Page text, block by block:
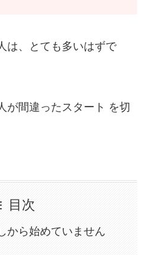
は、とても多いはずで
が間違ったスタート を切
目次
から始めていません